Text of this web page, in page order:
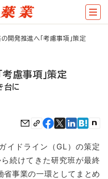
の開発推進へ「考慮事項」策定
慮事項」策定
台に
イドライン（GL）の策定
続けてきた研究班が最終
事業の一環としてまとめ